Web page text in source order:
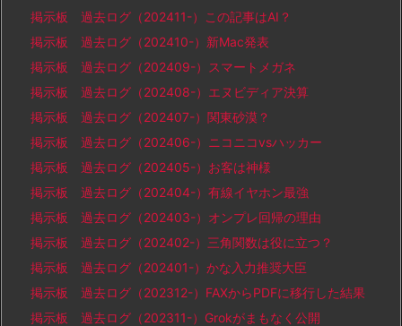
掲示板 過去ログ（202411-）この記事はAI？
掲示板 過去ログ（202410-）新Mac発表
掲示板 過去ログ（202409-）スマートメガネ
掲示板 過去ログ（202408-）エヌビディア決算
掲示板 過去ログ（202407-）関東砂漠？
掲示板 過去ログ（202406-）ニコニコvsハッカー
掲示板 過去ログ（202405-）お客は神様
掲示板 過去ログ（202404-）有線イヤホン最強
掲示板 過去ログ（202403-）オンプレ回帰の理由
掲示板 過去ログ（202402-）三角関数は役に立つ？
掲示板 過去ログ（202401-）かな入力推奨大臣
掲示板 過去ログ（202312-）FAXからPDFに移行した結果
掲示板 過去ログ（202311-）Grokがまもなく公開